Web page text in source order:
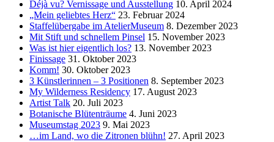
Déjà vu? Vernissage und Ausstellung 10. April 2024
„Mein geliebtes Herz“ 23. Februar 2024
Staffelübergabe im AtelierMuseum 8. Dezember 2023
Mit Stift und schnellem Pinsel 15. November 2023
Was ist hier eigentlich los? 13. November 2023
Finissage 31. Oktober 2023
Komm! 30. Oktober 2023
3 Künstlerinnen – 3 Positionen 8. September 2023
My Wilderness Residency 17. August 2023
Artist Talk 20. Juli 2023
Botanische Blütenträume 4. Juni 2023
Museumstag 2023 9. Mai 2023
…im Land, wo die Zitronen blühn! 27. April 2023